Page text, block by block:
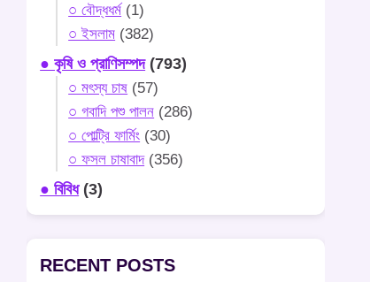
○ বৌদ্ধধর্ম(1)
○ ইসলাম (382)
● কৃষি ও প্রাণিসম্পদ(793)
○ মৎস্য চাষ (57)
○ গবাদি পশু পালন (286)
○ পোল্ট্রি ফার্মিং (30)
○ ফসল চাষাবাদ(356)
● বিবিধ(3)
RECENT POSTS